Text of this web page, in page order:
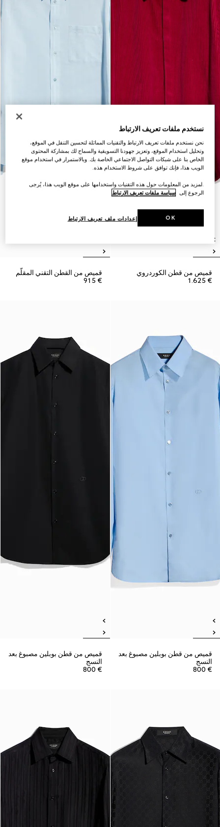
قميص من قطن الكوردروي
€ 1.625
قميص من القطن التقني المقلّم
€ 915
قميص من قطن بوبلين مصبوغ بعد
النسج
€ 800
قميص من قطن بوبلين مصبوغ بعد
النسج
€ 800
نستخدم ملفات تعريف الارتباط
نحن نستخدم ملفات تعريف الارتباط والتقنيات المماثلة لتحسين التنقل في الموقع،
وتحليل استخدام الموقع، وتعزيز جهودنا التسويقية والسماح لك بمشاركة المحتوى
الخاص بنا على شبكات التواصل الاجتماعي الخاصة بك. وبالاستمرار في استخدام موقع
الويب هذا، فإنك توافق على شروط الاستخدام هذه.
.لمزيد من المعلومات حول هذه التقنيات واستخدامها على موقع الويب هذا، يُرجى
الرجوع إلى سياسة ملفات تعريف الارتباط
إعدادات ملف تعريف الارتباط OK